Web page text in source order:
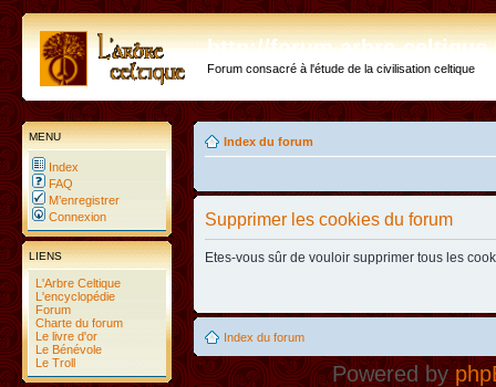
http://forum.arbre-
Forum consacré à l'étude de la civilisation celtique
MENU
Index
FAQ
M’enregistrer
Connexion
LIENS
L'Arbre Celtique
L'encyclopédie
Forum
Charte du forum
Le livre d'or
Le Bénévole
Le Troll
Index du forum
Supprimer les cookies du forum
Etes-vous sûr de vouloir supprimer tous les
Index du forum
Powered by